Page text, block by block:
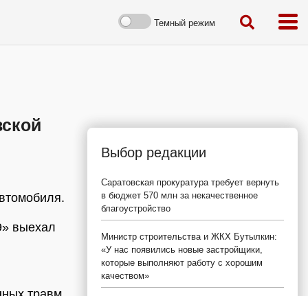
Темный режим
выехал
Выбор редакции
Саратовская прокуратура требует вернуть
в бюджет 570 млн за некачественное
благоустройство
Министр строительства и ЖКХ Бутылкин:
«У нас появились новые застройщики,
которые выполняют работу с хорошим
качеством»